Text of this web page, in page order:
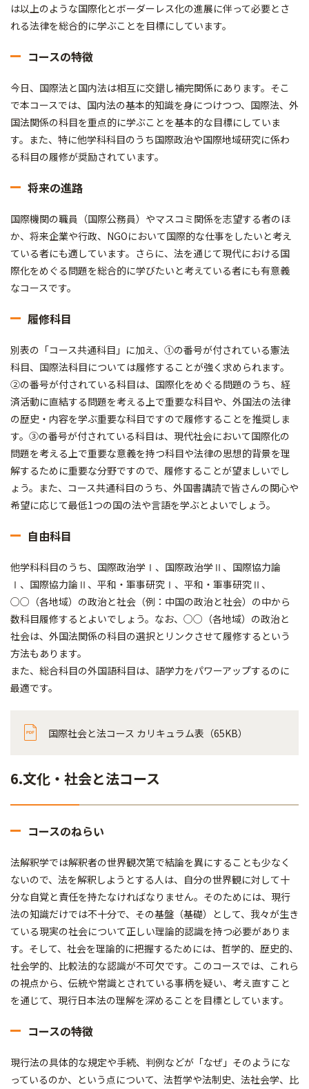
は以上のような国際化とボーダーレス化の進展に伴って必要とさ
れる法律を総合的に学ぶことを目標にしています。
コースの特徴
今日、国際法と国内法は相互に交錯し補完関係にあります。そこ
で本コースでは、国内法の基本的知識を身につけつつ、国際法、外
国法関係の科目を重点的に学ぶことを基本的な目標にしていま
す。また、特に他学科科目のうち国際政治や国際地域研究に係わ
る科目の履修が奨励されています。
将来の進路
国際機関の職員（国際公務員）やマスコミ関係を志望する者のほ
か、将来企業や行政、NGOにおいて国際的な仕事をしたいと考え
ている者にも適しています。さらに、法を通じて現代における国
際化をめぐる問題を総合的に学びたいと考えている者にも有意義
なコースです。
履修科目
別表の「コース共通科目」に加え、①の番号が付されている憲法
科目、国際法科目については履修することが強く求められます。
②の番号が付されている科目は、国際化をめぐる問題のうち、経
済活動に直結する問題を考える上で重要な科目や、外国法の法律
の歴史・内容を学ぶ重要な科目ですので履修することを推奨しま
す。③の番号が付されている科目は、現代社会において国際化の
問題を考える上で重要な意義を持つ科目や法律の思想的背景を理
解するために重要な分野ですので、履修することが望ましいでし
ょう。また、コース共通科目のうち、外国書講読で皆さんの関心や
希望に応じて最低1つの国の法や言語を学ぶとよいでしょう。
自由科目
他学科科目のうち、国際政治学Ⅰ、国際政治学Ⅱ、国際協力論
Ⅰ、国際協力論Ⅱ、平和・軍事研究Ⅰ、平和・軍事研究Ⅱ、
○○（各地域）の政治と社会（例：中国の政治と社会）の中から
数科目履修するとよいでしょう。なお、○○（各地域）の政治と
社会は、外国法関係の科目の選択とリンクさせて履修するという
方法もあります。
また、総合科目の外国語科目は、語学力をパワーアップするのに
最適です。
国際社会と法コース カリキュラム表（65KB）
6.文化・社会と法コース
コースのねらい
法解釈学では解釈者の世界観次第で結論を異にすることも少なく
ないので、法を解釈しようとする人は、自分の世界観に対して十
分な自覚と責任を持たなければなりません。そのためには、現行
法の知識だけでは不十分で、その基盤（基礎）として、我々が生き
ている現実の社会について正しい理論的認識を持つ必要がありま
す。そして、社会を理論的に把握するためには、哲学的、歴史的、
社会学的、比較法的な認識が不可欠です。このコースでは、これら
の視点から、伝統や常識とされている事柄を疑い、考え直すこと
を通じて、現行日本法の理解を深めることを目標としています。
コースの特徴
現行法の具体的な規定や手続、判例などが「なぜ」そのようにな
っているのか、という点について、法哲学や法制史、法社会学、比